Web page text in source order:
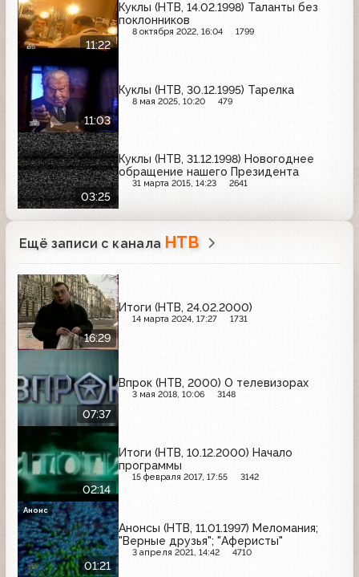
11:22
Куклы (НТВ, 14.02.1998) Таланты без
поклонников
8 октября 2022, 16:04 1799
11:03
Куклы (НТВ, 30.12.1995) Тарелка
8 мая 2025, 10:20 479
03:25
Куклы (НТВ, 31.12.1998) Новогоднее
обращение нашего Президента
31 марта 2015, 14:23 2641
Ещё записи с канала НТВ
16:29
Итоги (НТВ, 24.02.2000)
14 марта 2024, 17:27 1731
07:37
Впрок (НТВ, 2000) О телевизорах
3 мая 2018, 10:06 3148
02:14
Итоги (НТВ, 10.12.2000) Начало
программы
15 февраля 2017, 17:55 3142
01:21
Анонсы (НТВ, 11.01.1997) Меломания;
"Верные друзья"; "Аферисты"
3 апреля 2021, 14:42 4710
Анонс